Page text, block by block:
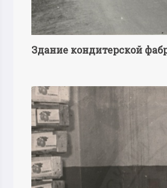
Здание кондитерской